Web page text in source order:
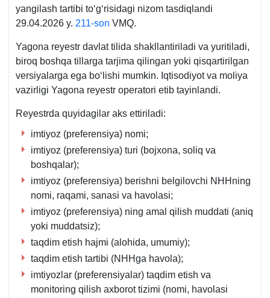
yangilash tartibi toʻgʻrisidagi nizom tasdiqlandi
29.04.2026 y. 211-son VMQ.
Yagona reyestr davlat tilida shakllantiriladi va yuritiladi,
biroq boshqa tillarga tarjima qilingan yoki qisqartirilgan
versiyalarga ega boʻlishi mumkin. Iqtisodiyot va moliya
vazirligi Yagona reyestr operatori etib tayinlandi.
Reyestrda quyidagilar aks ettiriladi:
imtiyoz (preferensiya) nomi;
imtiyoz (preferensiya) turi (bojхona, soliq va
boshqalar);
imtiyoz (preferensiya) berishni belgilovchi NHHning
nomi, raqami, sanasi va havolasi;
imtiyoz (preferensiya) ning amal qilish muddati (aniq
yoki muddatsiz);
taqdim etish hajmi (alohida, umumiy);
taqdim etish tartibi (NHHga havola);
imtiyozlar (preferensiyalar) taqdim etish va
monitoring qilish aхborot tizimi (nomi, havolasi